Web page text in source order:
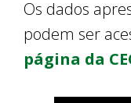
Os dados
podem ser
página da